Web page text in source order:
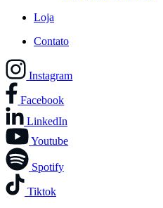
Loja
Contato
Instagram
Facebook
LinkedIn
Youtube
Spotify
Tiktok